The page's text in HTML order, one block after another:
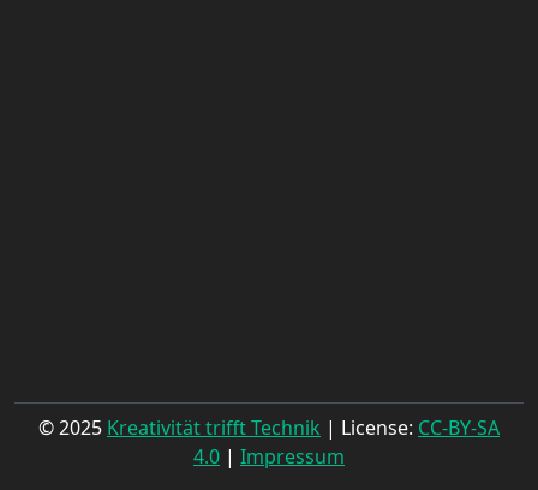
© 2025 Kreativität trifft Technik | License: CC-BY-SA
4.0 | Impressum